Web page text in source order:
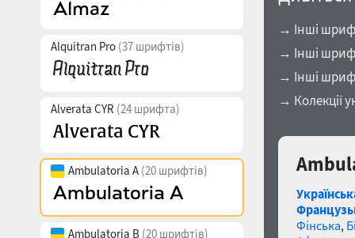
Alquitran Pro (37 шрифтів)
Alverata CYR (24 шрифта)
Ambulatoria A (20 шрифтів)
Ambulatoria B (20 шрифтів)
→ Інші
→ Інші
→ Інші
→ Колекції
Фінська,